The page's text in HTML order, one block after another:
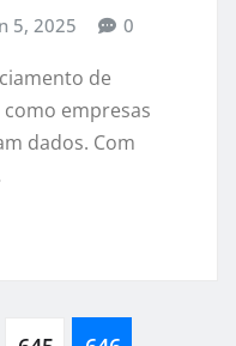
5, 2025 0
de
empresas
dados. Com